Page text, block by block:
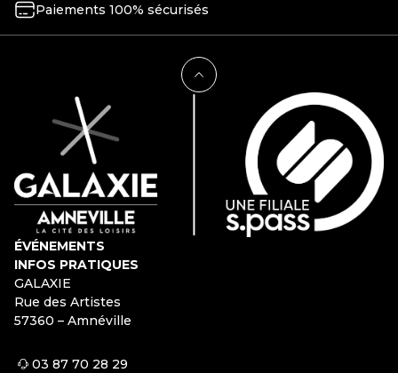
Paiements 100% sécurisés
ÉVÉNEMENTS
INFOS PRATIQUES
GALAXIE
Rue des Artistes
57360 – Amnéville
03 87 70 28 29